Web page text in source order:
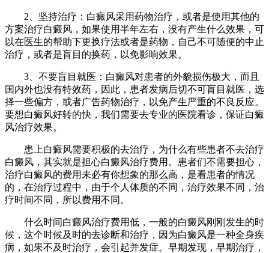
2、坚持治疗：白癜风采用药物治疗，或者是使用其他的
方案治疗白癜风，如果使用半年左右，没有产生什么效果，可
以在医生的帮助下更换疗法或者是药物，自己不可随便的中止
治疗，或者是盲目的换药，以免影响效果。
3、不要盲目就医：白癜风对患者的外貌损伤极大，而且
国内外也没有特效药，因此，患者发病后切不可盲目就医，选
择一些偏方，或者广告药物治疗，以免产生严重的不良反应。
要想白癜风好转的快，我们需要去专业的医院看诊，保证白癜
风治疗效果。
患上白癜风需要积极的去治疗，为什么有些患者不去治疗
白癜风，其实就是担心白癜风治疗费用。患者们不需要担心，
治疗白癜风的费用未必有你想象的那么高，是看患者的情况
的，在治疗过程中，由于个人体质的不同，治疗效果不同，治
疗时间不同，所以费用不同。
什么时间白癜风治疗费用低，一般的白癜风刚刚发生的时
候，这个时候及时的去诊断和治疗，因为白癜风是一种全身疾
病，如果不及时治疗，会引起并发症。早期发现，早期治疗，